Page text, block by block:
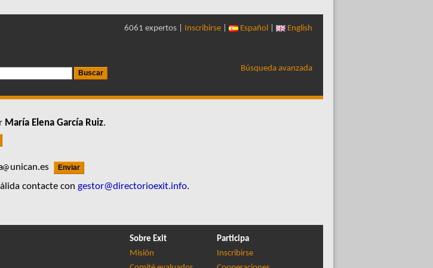
6061 expertos | Inscribirse Español English
Búsqueda avanzada
María Elena García Ruiz.
unican.es
contacte con gestor@directorioexit.info.
Sobre Exit
Misión
Participa
Inscribirse